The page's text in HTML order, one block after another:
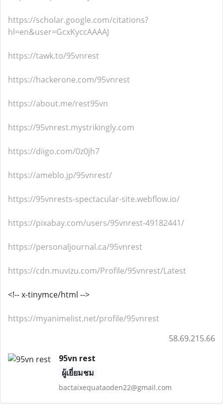
https://scholar.google.com/citations?
hl=en&user=GcxKyccAAAAJ
https://tawk.to/95vnrest
https://hackerone.com/95vnrest
https://about.me/rest95vn
https://95vnrest.mystrikingly.com
https://diigo.com/0z0jh7
https://ameblo.jp/95vnrest/
https://95vnrests-spectacular-site.webflow.io/
https://pixabay.com/users/95vnrest-49182441/
https://personaljournal.ca/95vnrest
https://cdn.muvizu.com/Profile/95vnrest/Latest
<!-- x-tinymce/html -->
https://myanimelist.net/profile/95vnrest
58.69.215.66
95vn rest
ผู้เยี่ยมชม
bactaixequataoden22@gmail.com